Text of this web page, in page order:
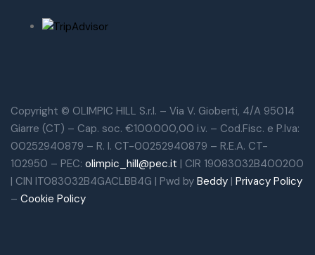
Copyright © OLIMPIC HILL S.r.l. – Via V. Gioberti, 4/A 95014
Giarre (CT) – Cap. soc. €100.000,00 i.v. – Cod.Fisc. e P.Iva:
00252940879 – R. I. CT-00252940879 – R.E.A. CT-
102950 – PEC: olimpic_hill@pec.it | CIR 19083032B400200
| CIN IT083032B4GACLBB4G | Pwd by Beddy | Privacy Policy
– Cookie Policy